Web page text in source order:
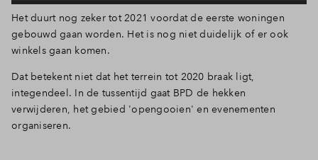
Het duurt nog zeker tot 2021 voordat de eerste woningen
gebouwd gaan worden. Het is nog niet duidelijk of er ook
winkels gaan komen.
Dat betekent niet dat het terrein tot 2020 braak ligt,
integendeel. In de tussentijd gaat BPD de hekken
verwijderen, het gebied 'opengooien' en evenementen
organiseren.